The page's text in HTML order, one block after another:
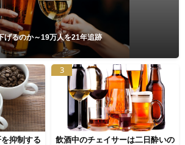
げるのか～19万人を21年追跡
抑制する
3
飲酒中のチェイサーは二日酔いの